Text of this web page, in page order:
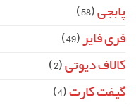
پابجی(58)
فری فایر (49)
کالاف دیوتی(2)
گیفت کارت(4)